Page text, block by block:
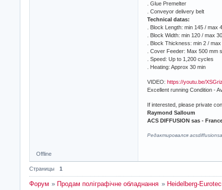
. Glue Premelter
. Conveyor delivery belt
Technical datas:
. Block Length: min 145 / max
. Block Width: min 120 / max
. Block Thickness: min 2 /
. Cover Feeder: Max 500 mm
. Speed: Up to 1,200 cycles
. Heating: Approx 30 min
VIDEO: https://youtu.be/
Excellent running Condition -
If interested, please private
Raymond Salloum
ACS DIFFUSION sas -
Редактировался
Offline
Страницы 1
Форум » Продам поліграфічне обладнання » Heidelberg-